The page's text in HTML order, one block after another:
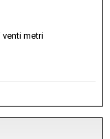
venti metri